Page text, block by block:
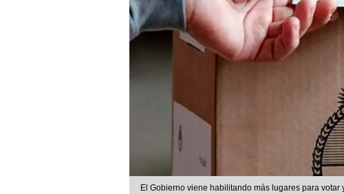
El Gobierno viene habilitando más lugares para